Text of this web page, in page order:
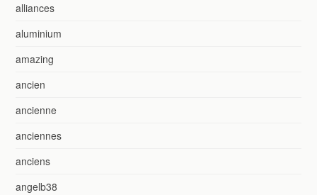
alliances
aluminium
amazing
ancien
ancienne
anciennes
anciens
angelb38